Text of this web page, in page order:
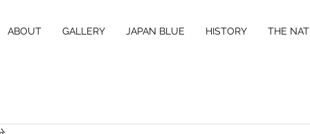
ABOUT GALLERY JAPAN BLUE HISTORY THE